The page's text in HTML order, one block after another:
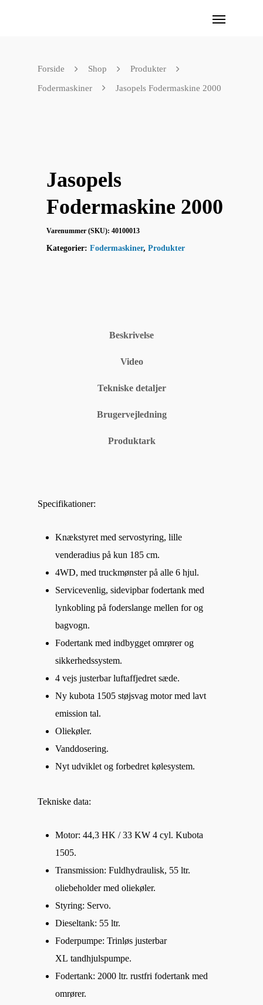
Forside Shop Produkter
Fodermaskiner Jasopels Fodermaskine 2000
Jasopels
Fodermaskine 2000
Varenummer (SKU): 40100013
Kategorier: Fodermaskiner, Produkter
Beskrivelse
Video
Tekniske detaljer
Brugervejledning
Produktark
Specifikationer:
Knækstyret med servostyring, lille
venderadius på kun 185 cm.
4WD, med truckmønster på alle 6 hjul.
Servicevenlig, sidevipbar fodertank med
lynkobling på foderslange mellen for og
bagvogn.
Fodertank med indbygget omrører og
sikkerhedssystem.
4 vejs justerbar luftaffjedret sæde.
Ny kubota 1505 støjsvag motor med lavt
emission tal.
Oliekøler.
Vanddosering.
Nyt udviklet og forbedret kølesystem.
Tekniske data:
Motor: 44,3 HK / 33 KW 4 cyl. Kubota
1505.
Transmission: Fuldhydraulisk, 55 ltr.
oliebeholder med oliekøler.
Styring: Servo.
Dieseltank: 55 ltr.
Foderpumpe: Trinløs justerbar
XL tandhjulspumpe.
Fodertank: 2000 ltr. rustfri fodertank med
omrører.